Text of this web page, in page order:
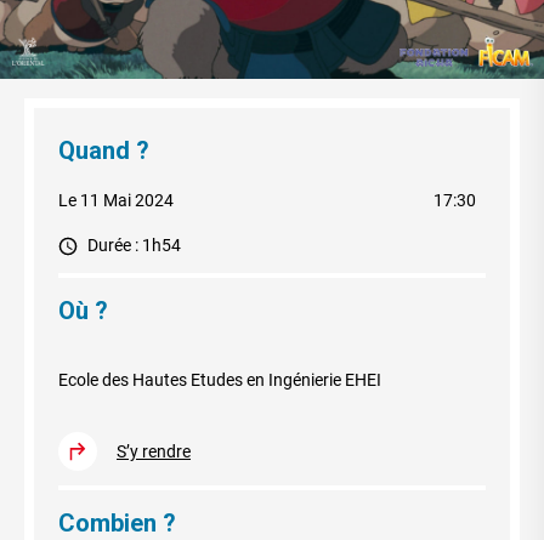
Quand ?
Le 11 Mai 2024 17:30
Durée : 1h54
Où ?
Ecole des Hautes Etudes en Ingénierie EHEI
S’y rendre
Combien ?